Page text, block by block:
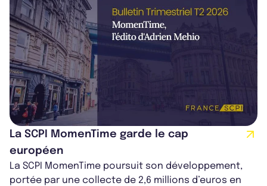
La SCPI MomenTime garde le cap
européen
La SCPI MomenTime poursuit son développement,
portée par une collecte de 2,6 millions d’euros en